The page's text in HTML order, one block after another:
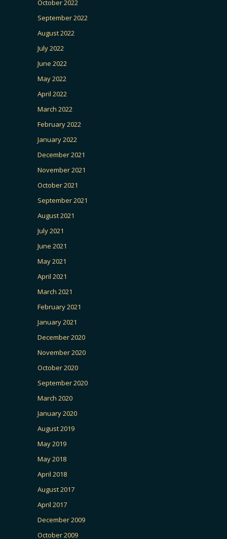
October 2022
September 2022
August 2022
July 2022
June 2022
May 2022
April 2022
March 2022
February 2022
January 2022
December 2021
November 2021
October 2021
September 2021
August 2021
July 2021
June 2021
May 2021
April 2021
March 2021
February 2021
January 2021
December 2020
November 2020
October 2020
September 2020
March 2020
January 2020
August 2019
May 2019
May 2018
April 2018
August 2017
April 2017
December 2009
October 2009